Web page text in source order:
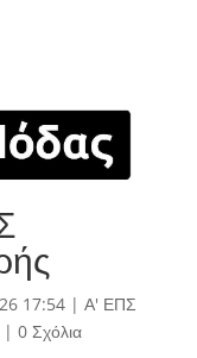
17:54| Α' ΕΠΣ
0 Σχόλια